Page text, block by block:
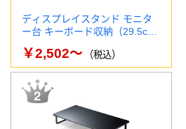
ディスプレイスタンド モニタ
ー台 キーボード収納（29.5c…
￥2,502～ （税込）